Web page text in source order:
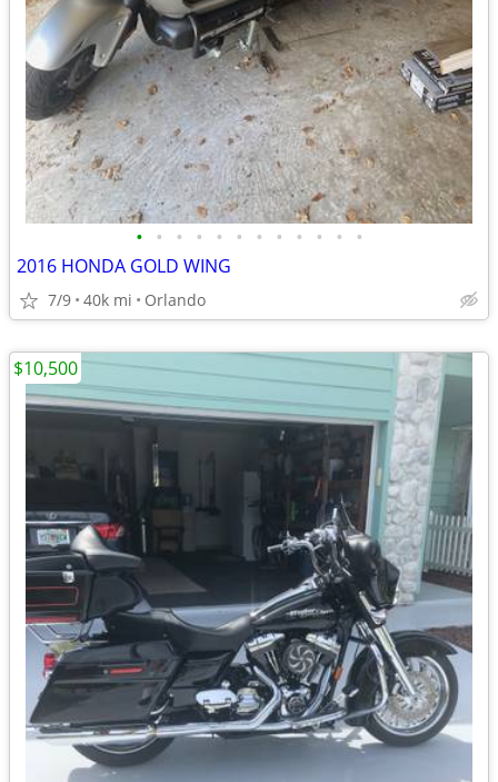
• • • • • • • • • • • •
2016 HONDA GOLD WING
7/9 40k mi Orlando
$10,500